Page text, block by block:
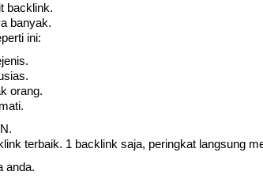
backlink.
banyak.
ini:
orang.
terbaik. 1 backlink saja, peringkat langsung
anda.